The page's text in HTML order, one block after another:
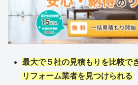
最大で５社の見積もりを比較で
リフォーム業者を見つけられる